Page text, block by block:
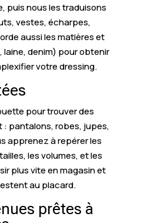
puis nous les traduisons
vestes, écharpes,
aussi les matières et
denim) pour obtenir
votre dressing.
pour trouver des
pantalons, robes, jupes,
apprenez à repérer les
les volumes, et les
plus vite en magasin et
au placard.
prêtes à